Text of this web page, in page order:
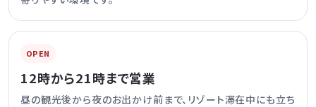
OPEN
12時から21時まで営業
昼の観光後から夜のお出かけ前まで、リゾート滞在中にも立ち